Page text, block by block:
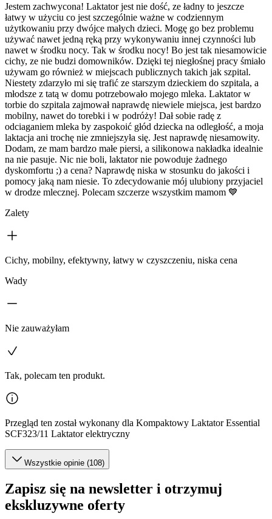
Jestem zachwycona! Laktator jest nie dość, ze ładny to jeszcze
łatwy w użyciu co jest szczególnie ważne w codziennym
użytkowaniu przy dwójce małych dzieci. Mogę go bez problemu
używać nawet jedną ręką przy wykonywaniu innej czynności lub
nawet w środku nocy. Tak w środku nocy! Bo jest tak niesamowicie
cichy, ze nie budzi domowników. Dzięki tej niegłośnej pracy śmiało
używam go również w miejscach publicznych takich jak szpital.
Niestety zdarzyło mi się trafić ze starszym dzieckiem do szpitala, a
młodsze z tatą w domu potrzebowało mojego mleka. Laktator w
torbie do szpitala zajmował naprawdę niewiele miejsca, jest bardzo
mobilny, nawet do torebki i w podróży! Dał sobie radę z
odciaganiem mleka by zaspokoić głód dziecka na odległość, a moja
laktacja ani trochę nie zmniejszyła się. Jest naprawdę niesamowity.
Dodam, ze mam bardzo małe piersi, a silikonowa nakładka idealnie
na nie pasuje. Nic nie boli, laktator nie powoduje żadnego
dyskomfortu ;) a cena? Naprawdę niska w stosunku do jakości i
pomocy jaką nam niesie. To zdecydowanie mój ulubiony przyjaciel
w drodze mlecznej. Polecam szczerze wszystkim mamom 💙
Zalety
Cichy, mobilny, efektywny, łatwy w czyszczeniu, niska cena
Wady
Nie zauważyłam
Tak, polecam ten produkt.
Przegląd ten został wykonany dla Kompaktowy Laktator Essential
SCF323/11 Laktator elektryczny
Wszystkie opinie (108)
Zapisz się na newsletter i otrzymuj
ekskluzywne oferty